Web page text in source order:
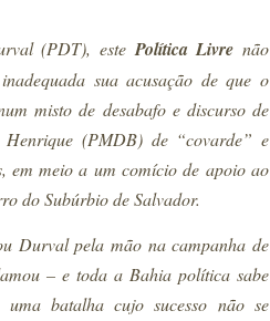
(PDT), este Política Livre não
sua acusação de que o
misto de desabafo e discurso de
(PMDB) de “covarde” e
em meio a um comício de apoio ao
do Subúrbio de Salvador.
Durval pela mão na campanha de
– e toda a Bahia política sabe
batalha cujo sucesso não se